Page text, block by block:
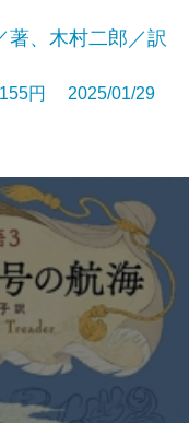
著、木村二郎／訳
円 2025/01/29